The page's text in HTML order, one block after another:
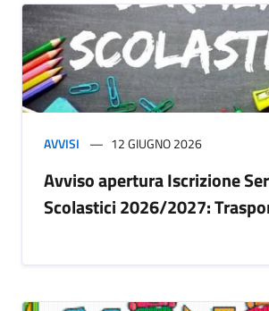
AVVISI 12 GIUGNO 2026
Avviso apertura Iscrizione
Scolastici 2026/2027: